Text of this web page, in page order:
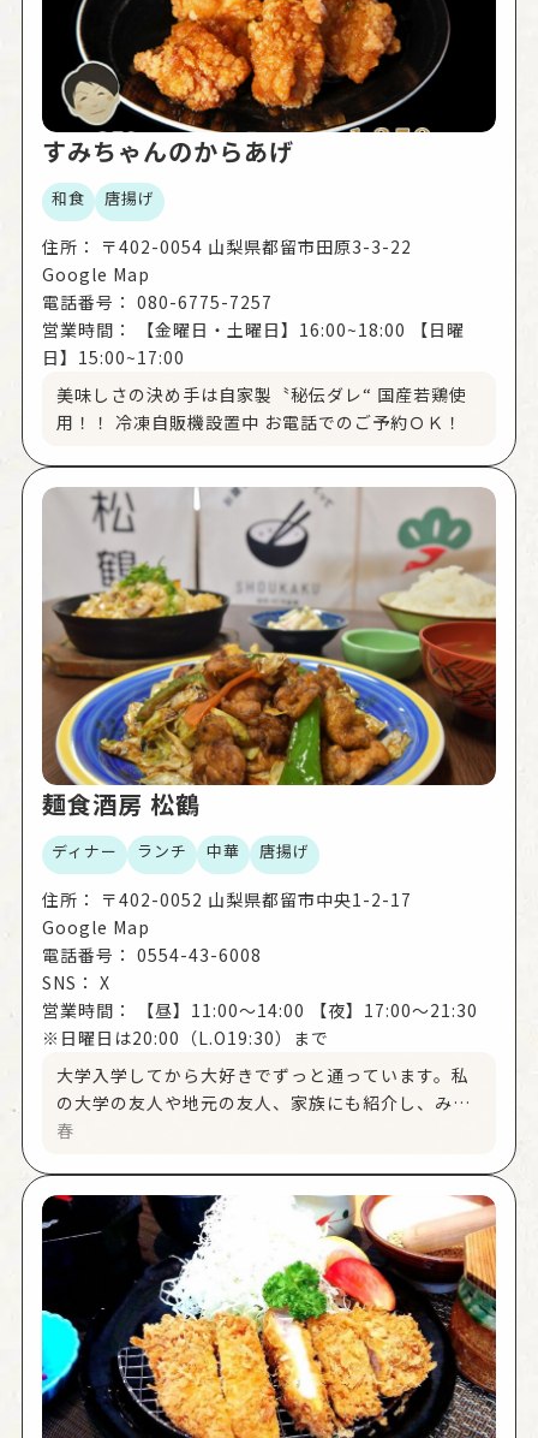
すみちゃんのからあげ
和食 唐揚げ
住所：
〒402-0054 山梨県都留市田原3-3-22
Google Map
電話番号： 080-6775-7257
営業時間：
【金曜日・土曜日】16:00~18:00 【日曜
日】15:00~17:00
美味しさの決め手は自家製〝秘伝ダレ“ 国産若鶏使
用！！ 冷凍自販機設置中 お電話でのご予約ＯＫ！
麺食酒房 松鶴
ディナー ランチ 中華 唐揚げ
住所：
〒402-0052 山梨県都留市中央1-2-17
Google Map
電話番号： 0554-43-6008
SNS： X
営業時間：
【昼】11:00～14:00 【夜】17:00～21:30
※日曜日は20:00（L.O19:30）まで
大学入学してから大好きでずっと通っています。私
の大学の友人や地元の友人、家族にも紹介し、みん
なお腹いっぱいたべて松鶴を大好きになって帰りま
くらいはこれしか食べていない。
春